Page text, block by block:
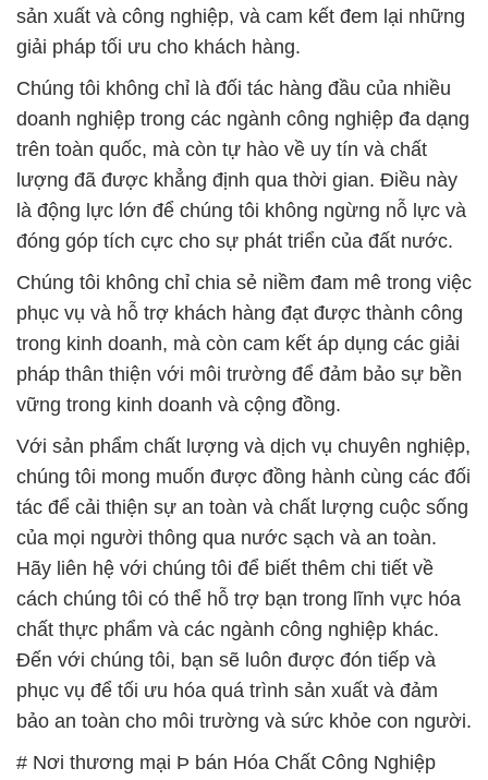
sản xuất và công nghiệp, và cam kết đem lại những
giải pháp tối ưu cho khách hàng.
Chúng tôi không chỉ là đối tác hàng đầu của nhiều
doanh nghiệp trong các ngành công nghiệp đa dạng
trên toàn quốc, mà còn tự hào về uy tín và chất
lượng đã được khẳng định qua thời gian. Điều này
là động lực lớn để chúng tôi không ngừng nỗ lực và
đóng góp tích cực cho sự phát triển của đất nước.
Chúng tôi không chỉ chia sẻ niềm đam mê trong việc
phục vụ và hỗ trợ khách hàng đạt được thành công
trong kinh doanh, mà còn cam kết áp dụng các giải
pháp thân thiện với môi trường để đảm bảo sự bền
vững trong kinh doanh và cộng đồng.
Với sản phẩm chất lượng và dịch vụ chuyên nghiệp,
chúng tôi mong muốn được đồng hành cùng các đối
tác để cải thiện sự an toàn và chất lượng cuộc sống
của mọi người thông qua nước sạch và an toàn.
Hãy liên hệ với chúng tôi để biết thêm chi tiết về
cách chúng tôi có thể hỗ trợ bạn trong lĩnh vực hóa
chất thực phẩm và các ngành công nghiệp khác.
Đến với chúng tôi, bạn sẽ luôn được đón tiếp và
phục vụ để tối ưu hóa quá trình sản xuất và đảm
bảo an toàn cho môi trường và sức khỏe con người.
# Nơi thương mại Þ bán Hóa Chất Công Nghiệp